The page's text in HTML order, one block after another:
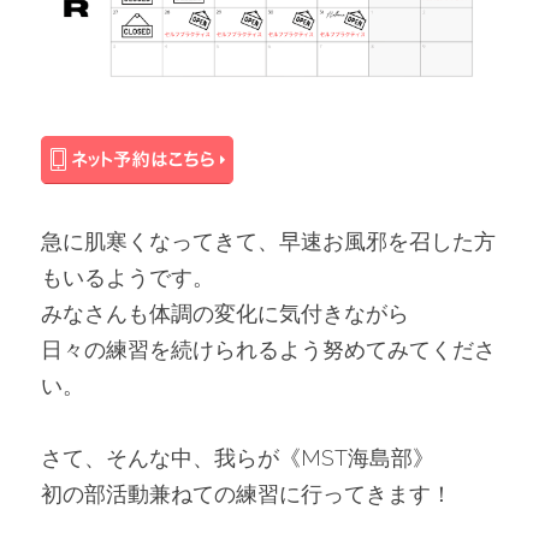
急に肌寒くなってきて、早速お風邪を召した方
もいるようです。
みなさんも体調の変化に気付きながら
日々の練習を続けられるよう努めてみてくださ
い。
さて、そんな中、我らが《MST海島部》
初の部活動兼ねての練習に行ってきます！